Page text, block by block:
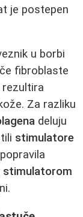
je postepen
u borbi
fibroblaste
rezultira
Za razliku
deluju
stimulatore
stimulatorom